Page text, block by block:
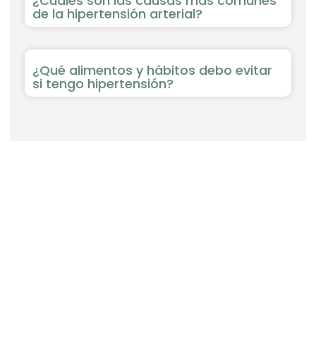
de la hipertensión arterial?
¿Qué alimentos y hábitos debo evitar
si tengo hipertensión?